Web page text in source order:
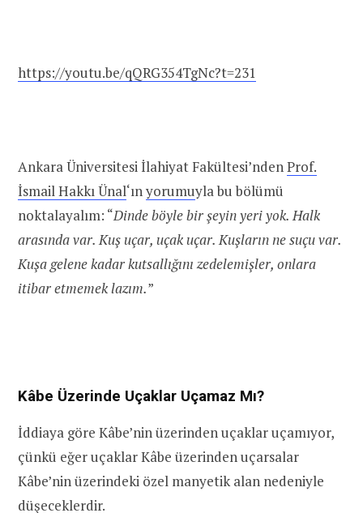
https://youtu.be/qQRG354TgNc?t=231
Ankara Üniversitesi İlahiyat Fakültesi’ndenProf.
İsmail Hakkı Ünal‘ınyorumuyla bu bölümü
noktalayalım: “Dinde böyle bir şeyin yeri yok. Halk
arasında var. Kuş uçar, uçak uçar. Kuşların ne suçu var.
Kuşa gelene kadar kutsallığını zedelemişler, onlara
itibar etmemek lazım.”
Kâbe Üzerinde Uçaklar Uçamaz Mı?
İddiaya göre Kâbe’nin üzerinden uçaklar uçamıyor,
çünkü eğer uçaklar Kâbe üzerinden uçarsalar
Kâbe’nin üzerindeki özel manyetik alan nedeniyle
düşeceklerdir.